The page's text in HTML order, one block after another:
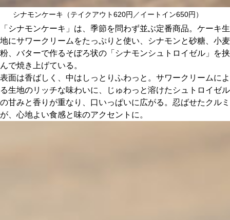
シナモンケーキ（テイクアウト620円／イートイン650円）
「シナモンケーキ」は、季節を問わず並ぶ定番商品。ケーキ生
地にサワークリームをたっぷりと使い、シナモンと砂糖、小麦
粉、バターで作るそぼろ状の「シナモンシュトロイゼル」を挟
んで焼き上げている。
表面は香ばしく、中はしっとりふわっと。サワークリームによ
る生地のリッチな味わいに、じゅわっと溶けたシュトロイゼル
の甘みと香りが重なり、口いっぱいに広がる。忍ばせたクルミ
が、心地よい食感と味のアクセントに。